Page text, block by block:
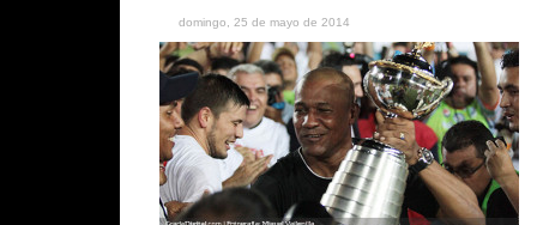
domingo, 25 de mayo de 2014